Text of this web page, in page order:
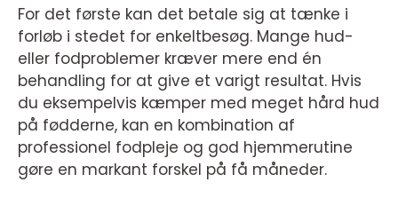
For det første kan det betale sig at tænke i
forløb i stedet for enkeltbesøg. Mange hud-
eller fodproblemer kræver mere end én
behandling for at give et varigt resultat. Hvis
du eksempelvis kæmper med meget hård hud
på fødderne, kan en kombination af
professionel fodpleje og god hjemmerutine
gøre en markant forskel på få måneder.